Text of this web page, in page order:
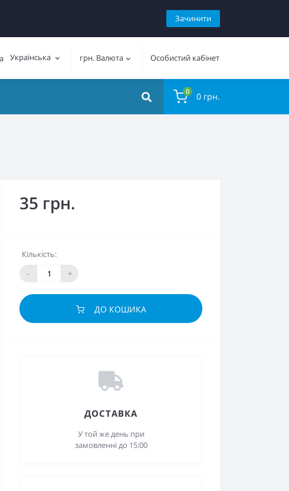
Зачинити
Українська грн. Валюта Особистий кабінет
0 0 грн.
35 грн.
Кількість:
-
+
ДО КОШИКА
ДОСТАВКА
У той же день при
замовленні до 15:00